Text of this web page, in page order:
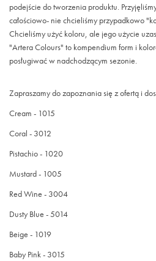
podejście do tworzenia produktu.
całościowo- nie chcieliśmy przypadkowo
Chcieliśmy użyć koloru, ale jego użycie
"Artera Colours" to kompendium form i
posługiwać w nadchodzącym sezonie.
Zapraszamy do zapoznania się z ofertą i
Cream - 1015
Coral - 3012
Pistachio - 1020
Mustard - 1005
Red Wine - 3004
Dusty Blue - 5014
Beige - 1019
Baby Pink - 3015